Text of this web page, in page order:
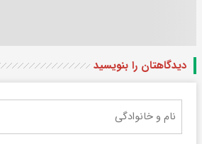
دیدگاهتان را بنویسید